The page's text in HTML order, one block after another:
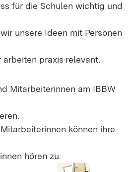
für die Schulen wichtig und
unsere Ideen mit Personen
praxis·relevant.
Mitarbeiterinnen am IBBW
können ihre
hören zu.